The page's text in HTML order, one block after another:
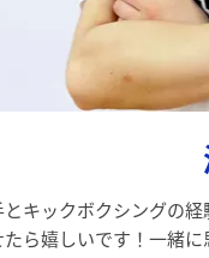
キックボクシングの
ら嬉しいです！一緒に